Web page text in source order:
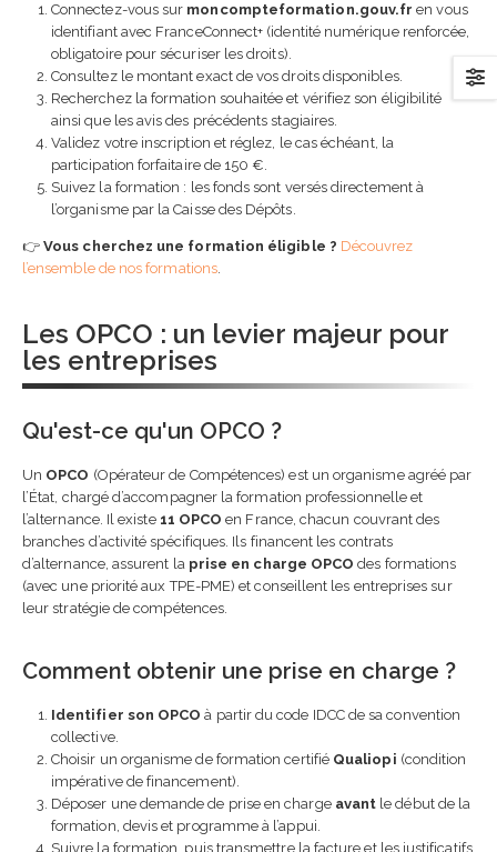
Connectez-vous sur moncompteformation.gouv.fr en vous
identifiant avec FranceConnect+ (identité numérique renforcée,
obligatoire pour sécuriser les droits).
Consultez le montant exact de vos droits disponibles.
Recherchez la formation souhaitée et vérifiez son éligibilité
ainsi que les avis des précédents stagiaires.
Validez votre inscription et réglez, le cas échéant, la
participation forfaitaire de 150 €.
Suivez la formation : les fonds sont versés directement à
l’organisme par la Caisse des Dépôts.
👉Vous cherchez une formation éligible ? Découvrez
l’ensemble de nos formations.
Les OPCO : un levier majeur pour
les entreprises
Qu'est-ce qu'un OPCO ?
Un OPCO (Opérateur de Compétences) est un organisme agréé par
l’État, chargé d’accompagner la formation professionnelle et
l’alternance. Il existe 11 OPCO en France, chacun couvrant des
branches d’activité spécifiques. Ils financent les contrats
d’alternance, assurent la prise en charge OPCO des formations
(avec une priorité aux TPE-PME) et conseillent les entreprises sur
leur stratégie de compétences.
Comment obtenir une prise en charge ?
Identifier son OPCO à partir du code IDCC de sa convention
collective.
Choisir un organisme de formation certifié Qualiopi (condition
impérative de financement).
Déposer une demande de prise en charge avant le début de la
formation, devis et programme à l’appui.
Suivre la formation, puis transmettre la facture et les justificatifs